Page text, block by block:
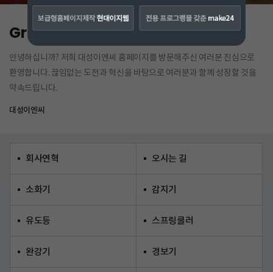
Greeting
안녕하십니까? 저희 대성이엔씨 홈페이지를 방문해주신 여러분 진심으로
환영합니다. 끊임없는 도전과 혁신을 바탕으로 여러분과 함께 성장할 것을
약속드립니다.
대성이엔씨
회사연혁 오시는 길
소화기 감지기
유도등 스프링쿨러
완강기 경보기